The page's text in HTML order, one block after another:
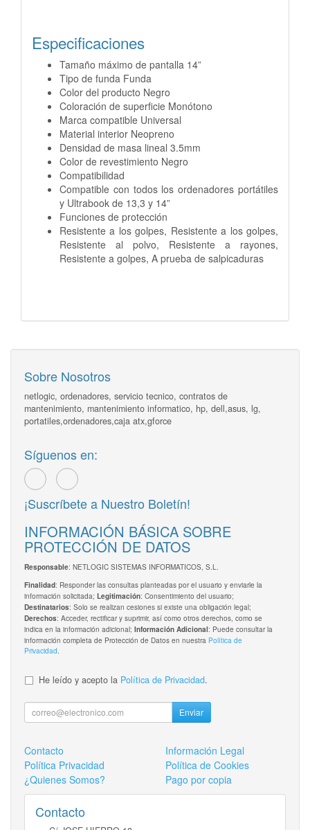
Especificaciones
Tamaño máximo de pantalla 14”
Tipo de funda Funda
Color del producto Negro
Coloración de superficie Monótono
Marca compatible Universal
Material interior Neopreno
Densidad de masa lineal 3.5mm
Color de revestimiento Negro
Compatibilidad
Compatible con todos losordenadores portátiles
y Ultrabook de 13,3 y 14”
Funciones de protección
Resistente a los golpes, Resistente a los golpes,
Resistente al polvo, Resistente a rayones,
Resistente a golpes, A prueba de salpicaduras
Sobre Nosotros
netlogic, ordenadores, servicio tecnico, contratos de
mantenimiento, mantenimiento informatico, hp, dell,asus, lg,
portatiles,ordenadores,caja atx,gforce
Síguenos en:
¡Suscríbete a Nuestro Boletín!
INFORMACIÓN BÁSICA SOBRE
PROTECCIÓN DE DATOS
Responsable: NETLOGIC SISTEMAS INFORMATICOS, S.L.
Finalidad: Responder las consultas planteadas por el usuario y enviarle la
información solicitada; Legitimación: Consentimiento del usuario;
Destinatarios: Solo se realizan cesiones si existe una obligación legal;
Derechos: Acceder, rectificar y suprimir, así como otros derechos, como se
indica en la información adicional; Información Adicional: Puede consultar la
información completa de Protección de Datos en nuestra Política de
Privacidad
He leído y acepto la Política de Privacidad.
Enviar
Contacto
Información Legal
Política Privacidad
Política de Cookies
¿Quienes Somos?
Pago por copia
Contacto